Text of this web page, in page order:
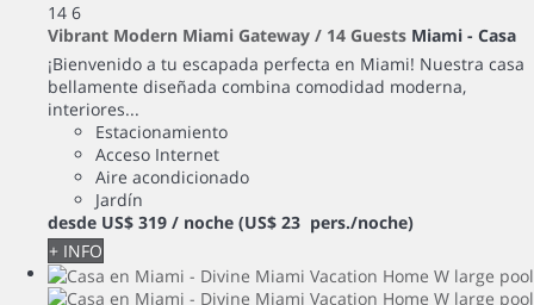
14 6
Vibrant Modern Miami Gateway / 14 Guests Miami - Casa
¡Bienvenido a tu escapada perfecta en Miami! Nuestra casa
bellamente diseñada combina comodidad moderna,
interiores...
Estacionamiento
Acceso Internet
Aire acondicionado
Jardín
desde US$ 319 / noche (US$ 23 pers./noche)
+ INFO